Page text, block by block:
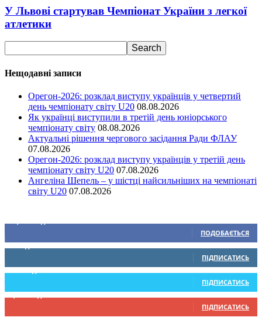
У Львові стартував Чемпіонат України з легкої
атлетики
Нещодавні записи
Орегон-2026: розклад виступу українців у четвертий
день чемпіонату світу U20 08.08.2026
Як українці виступили в третій день юніорського
чемпіонату світу 08.08.2026
Актуальні рішення чергового засідання Ради ФЛАУ
07.08.2026
Орегон-2026: розклад виступу українців у третій день
чемпіонату світу U20 07.08.2026
Ангеліна Шепель – у шістці найсильніших на чемпіонаті
світу U20 07.08.2026
ПОДОБАЄТЬСЯ
0 Підписників
ПІДПИСАТИСЬ
234 Підписників
ПІДПИСАТИСЬ
9,370 Підписників
ПІДПИСАТИСЬ